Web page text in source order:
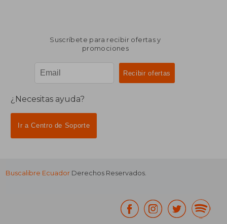
Suscríbete para recibir ofertas y
promociones
¿Necesitas ayuda?
Ir a Centro de Soporte
Buscalibre Ecuador Derechos Reservados.